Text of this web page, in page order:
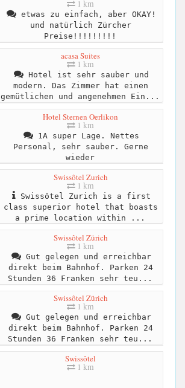
1 km
etwas zu einfach, aber OKAY!
und natürlich Zürcher
Preise!!!!!!!!!
acasa Suites
1 km
Hotel ist sehr sauber und
modern. Das Zimmer hat einen
gemütlichen und angenehmen Ein...
Hotel Sternen Oerlikon
1 km
1A super Lage. Nettes
Personal, sehr sauber. Gerne
wieder
Swissôtel Zurich
1 km
Swissôtel Zurich is a first
class superior hotel that boasts
a prime location within ...
Swissôtel Zürich
1 km
Gut gelegen und erreichbar
direkt beim Bahnhof. Parken 24
Stunden 36 Franken sehr teu...
Swissôtel Zürich
1 km
Gut gelegen und erreichbar
direkt beim Bahnhof. Parken 24
Stunden 36 Franken sehr teu...
Swissôtel
1 km